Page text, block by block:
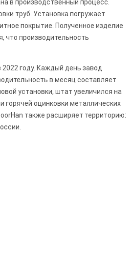
в производственный процесс.
труб. Установка погружает
покрытие. Полученное изделие
что производительность
году. Каждый день завод
в месяц составляет
установки, штат увеличился на
горячей оцинковки металлических
также расширяет территорию: